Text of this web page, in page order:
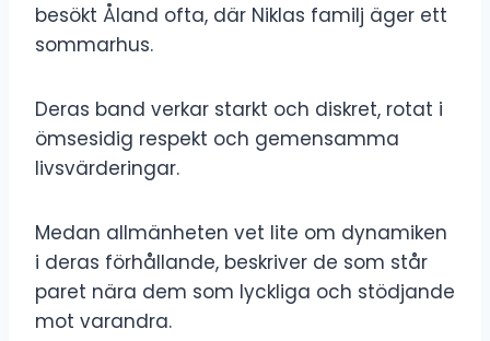
besökt Åland ofta, där Niklas familj äger ett
sommarhus.
Deras band verkar starkt och diskret, rotat i
ömsesidig respekt och gemensamma
livsvärderingar.
Medan allmänheten vet lite om dynamiken
i deras förhållande, beskriver de som står
paret nära dem som lyckliga och stödjande
mot varandra.